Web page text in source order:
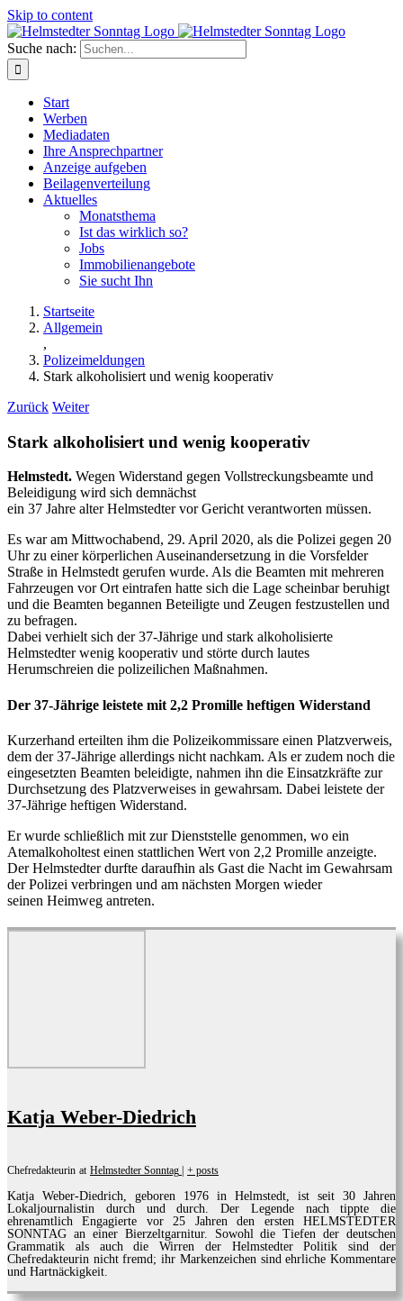
Skip to content
Suche nach:
Start
Werben
Mediadaten
Ihre Ansprechpartner
Anzeige aufgeben
Beilagenverteilung
Aktuelles
Monatsthema
Ist das wirklich so?
Jobs
Immobilienangebote
Sie sucht Ihn
Startseite
Allgemein
,
Polizeimeldungen
Stark alkoholisiert und wenig kooperativ
Zurück Weiter
Stark alkoholisiert und wenig kooperativ
Helmstedt. Wegen Widerstand gegen Vollstreckungsbeamte und
Beleidigung wird sich demnächst
ein 37 Jahre alter Helmstedter vor Gericht verantworten müssen.
Es war am Mittwochabend, 29. April 2020, als die Polizei gegen 20
Uhr zu einer körperlichen Auseinandersetzung in die Vorsfelder
Straße in Helmstedt gerufen wurde. Als die Beamten mit mehreren
Fahrzeugen vor Ort eintrafen hatte sich die Lage scheinbar beruhigt
und die Beamten begannen Beteiligte und Zeugen festzustellen und
zu befragen.
Dabei verhielt sich der 37-Jährige und stark alkoholisierte
Helmstedter wenig kooperativ und störte durch lautes
Herumschreien die polizeilichen Maßnahmen.
Der 37-Jährige leistete mit 2,2 Promille heftigen Widerstand
Kurzerhand erteilten ihm die Polizeikommissare einen Platzverweis,
dem der 37-Jährige allerdings nicht nachkam. Als er zudem noch die
eingesetzten Beamten beleidigte, nahmen ihn die Einsatzkräfte zur
Durchsetzung des Platzverweises in gewahrsam. Dabei leistete der
37-Jährige heftigen Widerstand.
Er wurde schließlich mit zur Dienststelle genommen, wo ein
Atemalkoholtest einen stattlichen Wert von 2,2 Promille anzeigte.
Der Helmstedter durfte daraufhin als Gast die Nacht im Gewahrsam
der Polizei verbringen und am nächsten Morgen wieder
seinen Heimweg antreten.
Katja Weber-Diedrich
Chefredakteurin at Helmstedter Sonntag + posts
Katja Weber-Diedrich, geboren 1976 in Helmstedt, ist seit 30 Jahren
Lokaljournalistin durch und durch. Der Legende nach tippte die
ehrenamtlich Engagierte vor 25 Jahren den ersten HELMSTEDTER
SONNTAG an einer Bierzeltgarnitur. Sowohl die Tiefen der deutschen
Grammatik als auch die Wirren der Helmstedter Politik sind der
Chefredakteurin nicht fremd; ihr Markenzeichen sind ehrliche Kommentare
und Hartnäckigkeit.